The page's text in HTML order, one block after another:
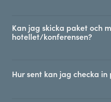
Kan jag skicka paket och
hotellet/konferensen?
Hur sent kan jag checka in